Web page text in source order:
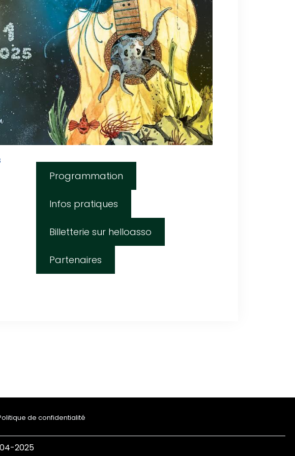
Programmation
Infos pratiques
Billetterie sur helloasso
Partenaires
de confidentialité
2025